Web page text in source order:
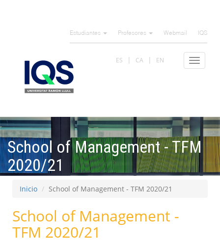
Estudiantes Profesores Webmail IQS
Toggle
ES CA EN
School of Management - TFM
2020/21
Inicio School of Management - TFM 2020/21
School of Management -
TFM 2020/21